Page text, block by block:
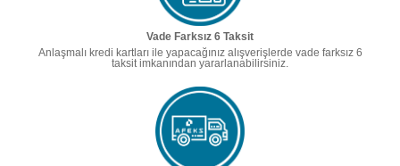
Vade Farksız 6 Taksit
Anlaşmalı kredi kartları ile yapacağınız alışverişlerde vade farksız 6
taksit imkanından yararlanabilirsiniz.